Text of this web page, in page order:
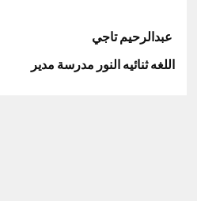
تاجي عبدالرحيم
مدير مدرسة النور ثنائيه اللغه